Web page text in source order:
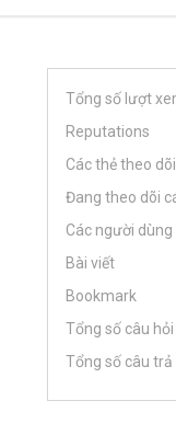
Tổng số lượt
Reputations
Các thẻ theo dõi
Đang theo dõi
Các người
Bài viết
Bookmark
Tổng số câu hỏi
Tổng số câu trả